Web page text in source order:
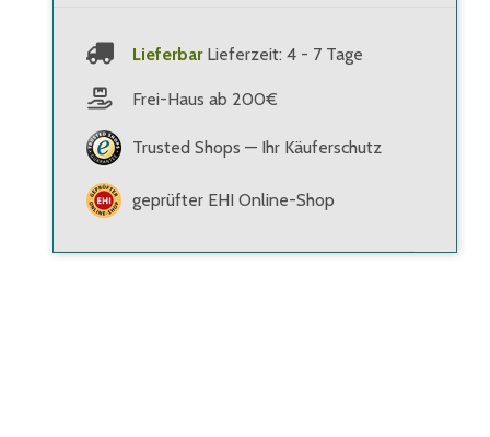
Lieferbar Lieferzeit: 4 - 7 Tage
Frei-Haus ab 200€
Trusted Shops — Ihr Käuferschutz
geprüfter EHI Online-Shop